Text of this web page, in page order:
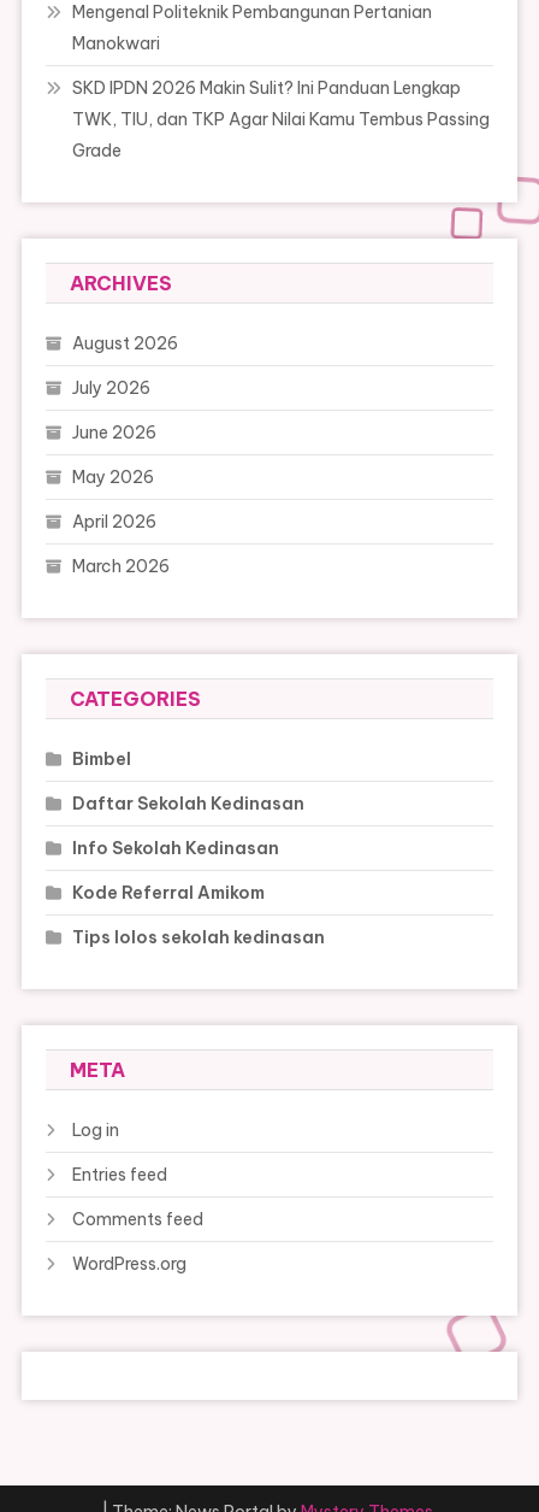
Mengenal Politeknik Pembangunan Pertanian
Manokwari
SKD IPDN 2026 Makin Sulit? Ini Panduan Lengkap
TWK, TIU, dan TKP Agar Nilai Kamu Tembus Passing
Grade
ARCHIVES
August 2026
July 2026
June 2026
May 2026
April 2026
March 2026
CATEGORIES
Bimbel
Daftar Sekolah Kedinasan
Info Sekolah Kedinasan
Kode Referral Amikom
Tips lolos sekolah kedinasan
META
Log in
Entries feed
Comments feed
WordPress.org